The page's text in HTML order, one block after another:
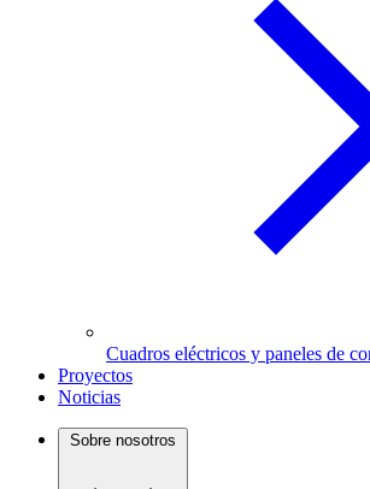
Cuadros eléctricos y paneles de
Proyectos
Noticias
Sobre nosotros